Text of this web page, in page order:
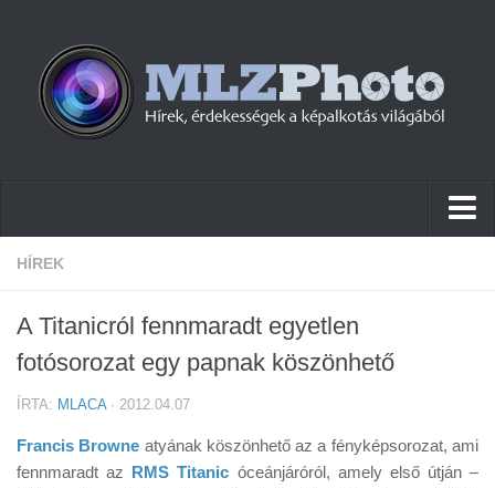
Hírek
Cikkek
HÍREK
A Titanicról fennmaradt egyetlen
fotósorozat egy papnak köszönhető
ÍRTA: MLACA· 2012.04.07
Francis Browne atyának köszönhető az a fényképsorozat, ami
fennmaradt az RMS Titanic óceánjáróról, amely első útján –